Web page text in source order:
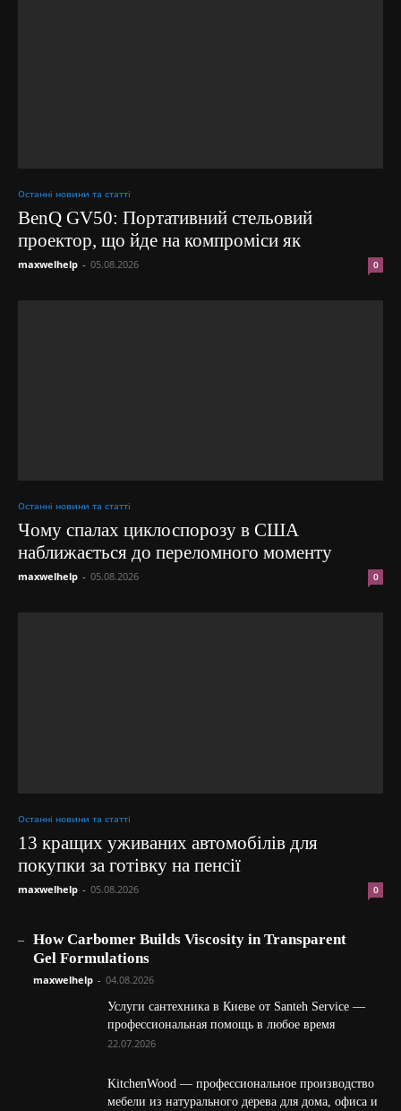
Останні новини та статті
BenQ GV50: Портативний стельовий
проектор, що йде на компроміси як
maxwelhelp - 05.08.2026 0
Останні новини та статті
Чому спалах циклоспорозу в США
наближається до переломного моменту
maxwelhelp - 05.08.2026 0
Останні новини та статті
13 кращих уживаних автомобілів для
покупки за готівку на пенсії
maxwelhelp - 05.08.2026 0
How Carbomer Builds Viscosity in Transparent
Gel Formulations
maxwelhelp - 04.08.2026
Услуги сантехника в Киеве от Santeh Service —
профессиональная помощь в любое время
22.07.2026
KitchenWood — профессиональное производство
мебели из натурального дерева для дома, офиса и